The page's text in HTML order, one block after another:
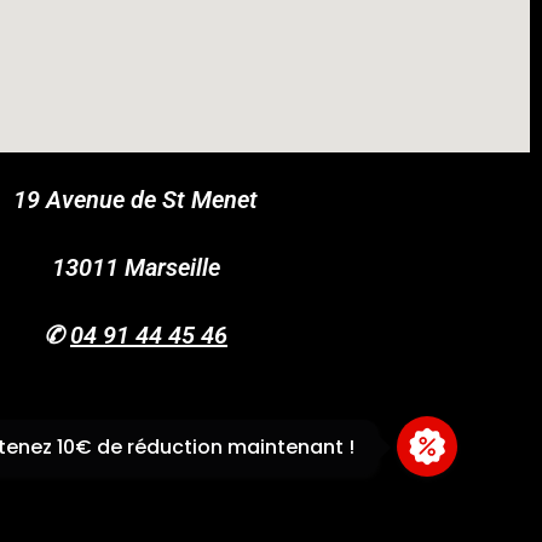
19 Avenue de St Menet
13011 Marseille
✆04 91 44 45 46
10€ de réduction maintenant !